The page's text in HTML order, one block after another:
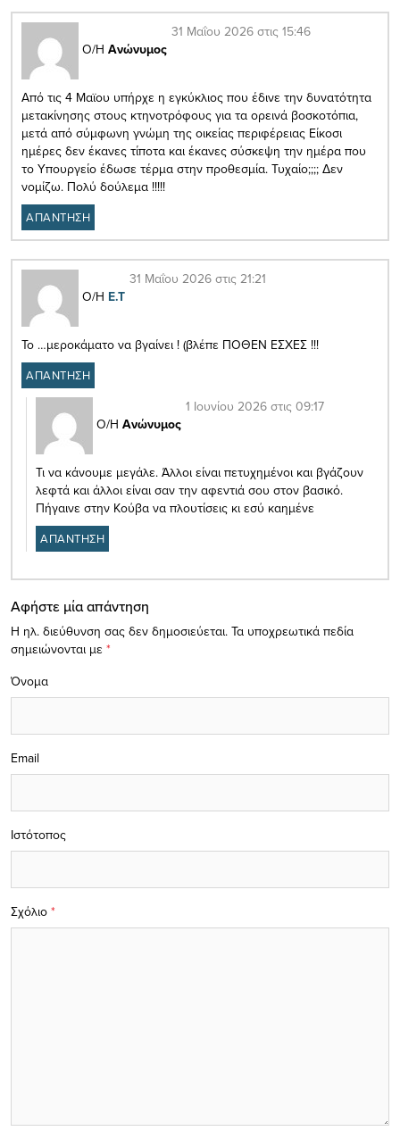
Ο/Η Ανώνυμος
31 Μαΐου 2026 στις 15:46
Από τις 4 Μαϊου υπήρχε η εγκύκλιος που έδινε την δυνατότητα
μετακίνησης στους κτηνοτρόφους για τα ορεινά βοσκοτόπια,
μετά από σύμφωνη γνώμη της οικείας περιφέρειας Είκοσι
ημέρες δεν έκανες τίποτα και έκανες σύσκεψη την ημέρα που
το Υπουργείο έδωσε τέρμα στην προθεσμία. Τυχαίο;;;; Δεν
νομίζω. Πολύ δούλεμα !!!!!
ΑΠΑΝΤΗΣΗ
Ο/Η E.T
31 Μαΐου 2026 στις 21:21
Το …μεροκάματο να βγαίνει ! (βλέπε ΠΟΘΕΝ ΕΣΧΕΣ !!!
ΑΠΑΝΤΗΣΗ
Ο/Η Ανώνυμος
1 Ιουνίου 2026 στις 09:17
Τι να κάνουμε μεγάλε. Άλλοι είναι πετυχημένοι και βγάζουν
λεφτά και άλλοι είναι σαν την αφεντιά σου στον βασικό.
Πήγαινε στην Κούβα να πλουτίσεις κι εσύ καημένε
ΑΠΑΝΤΗΣΗ
Αφήστε μία απάντηση
Η ηλ. διεύθυνση σας δεν δημοσιεύεται. Τα υποχρεωτικά πεδία
σημειώνονται με *
Σχόλιο *
Όνομα
Email
Ιστότοπος